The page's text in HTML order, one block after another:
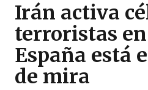
Irán activa
terroristas
España está
de mira